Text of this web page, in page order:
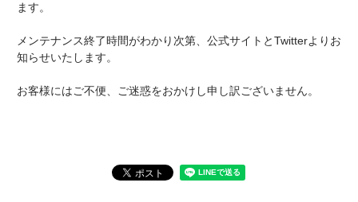
グッズ・本
ギャラリー
ミュージック
グッズ・本
ます。
メンテナンス終了時間がわかり次第、公式サイトとTwitterよりお
知らせいたします。
お客様にはご不便、ご迷惑をおかけし申し訳ございません。